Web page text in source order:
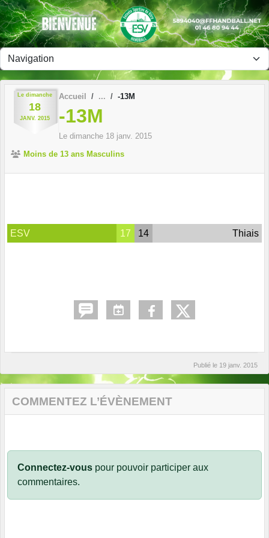
Le dimanche
18
JANV. 2015
Accueil -13M
-13M
Le dimanche 18 janv. 2015
Moins de 13 ans Masculins
ESV 17 14 Thiais
Publié le 19 janv. 2015
COMMENTEZ L’ÉVÈNEMENT
Connectez-vous pour pouvoir participer aux
commentaires.
Panneau de gestion des cookies